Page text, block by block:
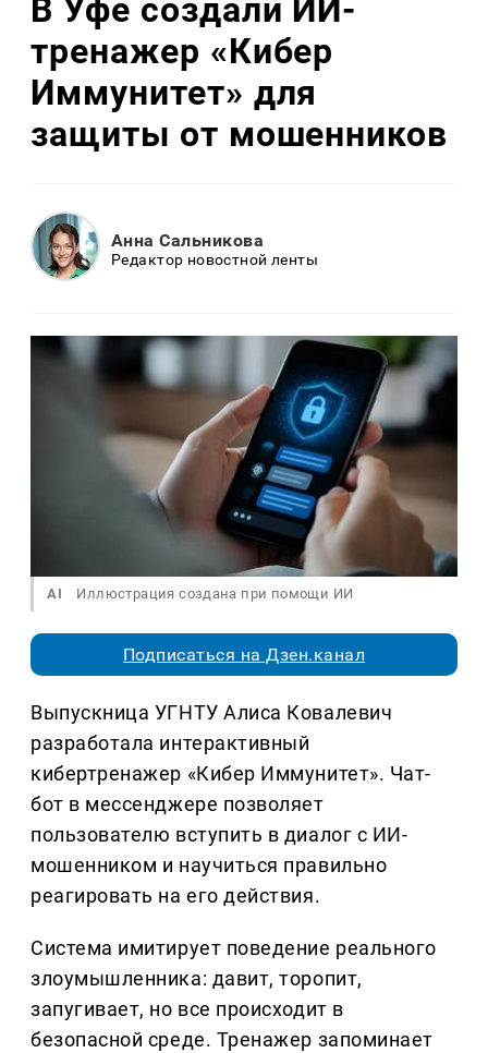
В Уфе создали ИИ-
тренажер «Кибер
Иммунитет» для
защиты от мошенников
Анна Сальникова
Редактор новостной ленты
AI Иллюстрация создана при помощи ИИ
Подписаться на Дзен.канал
Выпускница УГНТУ Алиса Ковалевич
разработала интерактивный
кибертренажер «Кибер Иммунитет». Чат-
бот в мессенджере позволяет
пользователю вступить в диалог с ИИ-
мошенником и научиться правильно
реагировать на его действия.
Система имитирует поведение реального
злоумышленника: давит, торопит,
запугивает, но все происходит в
безопасной среде. Тренажер запоминает